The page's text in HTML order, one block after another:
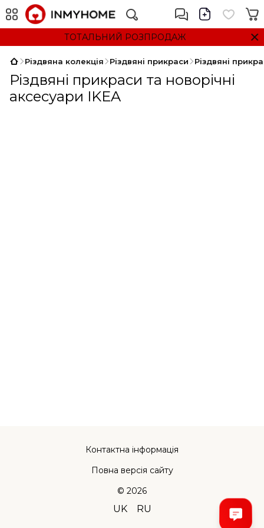
ТОТАЛЬНИЙ РОЗПРОДАЖ
Різдвяна колекція Різдвяні прикраси Різдвяні
Різдвяні прикраси та новорічні
аксесуари IKEA
Контактна інформація
Повна версія сайту
© 2026
UK RU